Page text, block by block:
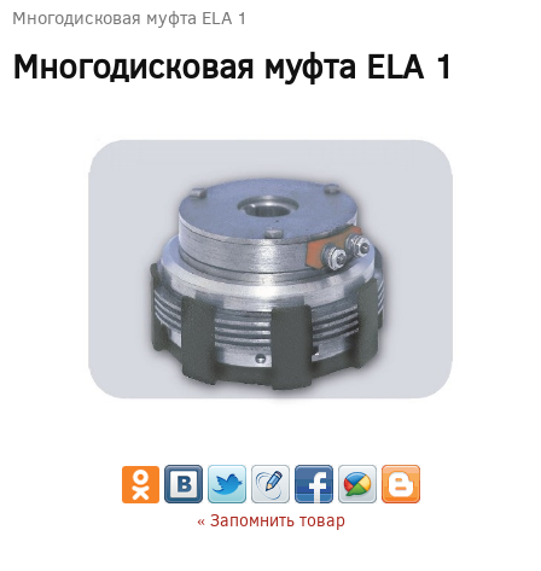
Многодисковая муфта ELA 1
Многодисковая муфта ELA 1
« Запомнить товар